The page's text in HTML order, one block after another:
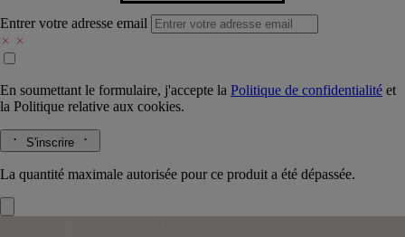
Entrer votre adresse email
En soumettant le formulaire, j'accepte la Politique de confidentialité et
la Politique relative aux cookies.
S'inscrire
La quantité maximale autorisée pour ce produit a été dépassée.